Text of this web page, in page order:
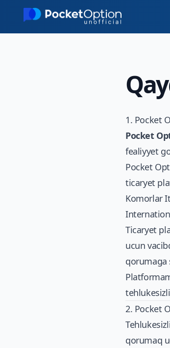
Skip to main content
1. Pocket
Pocket
fealiyyet
Pocket
ticaryet
Komorlar
Ticaryet
ucun
qorumaga
2. Pocket
qorumaq